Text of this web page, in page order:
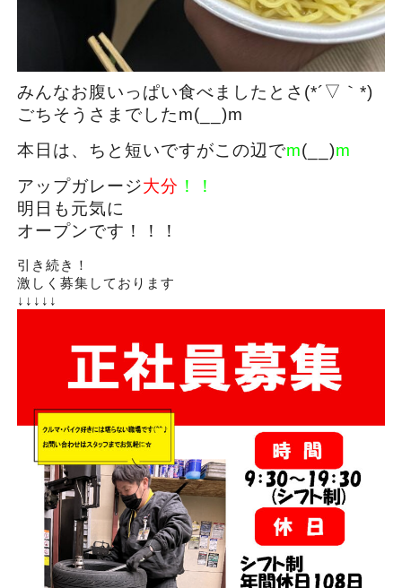
みんなお腹いっぱい食べましたとさ(*´▽｀*)
ごちそうさまでしたm(__)m
本日は、ちと短いですがこの辺でm(__)m
アップガレージ大分 ！！
明日も元気に
オープンです！！！
引き続き！
激しく募集しております
↓↓↓↓↓